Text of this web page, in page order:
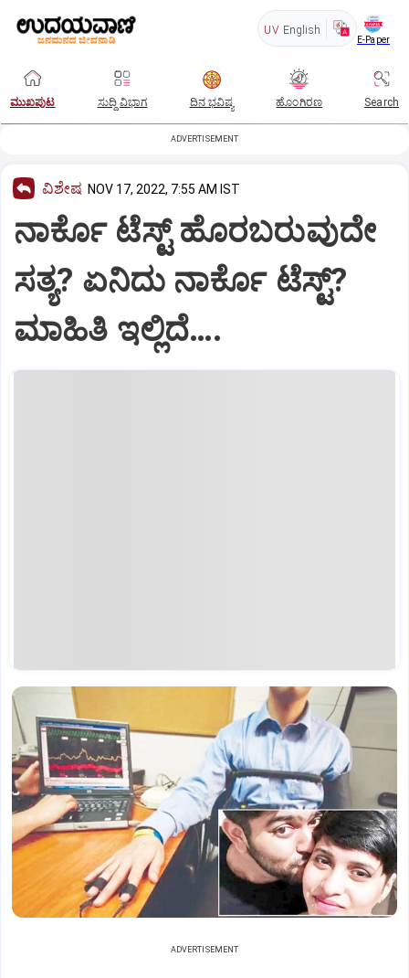
UV English
E-Paper
ಮುಖಪುಟ ಸುದ್ದಿ ವಿಭಾಗ ದಿನ ಭವಿಷ್ಯ ಹೊಂಗಿರಣ Search
ADVERTISEMENT
ವಿಶೇಷ NOV 17, 2022, 7:55 AM IST
ನಾರ್ಕೊ ಟೆಸ್ಟ್‌ ಹೊರಬರುವುದೇ
ಸತ್ಯ? ಏನಿದು ನಾರ್ಕೊ ಟೆಸ್ಟ್‌?
ಮಾಹಿತಿ ಇಲ್ಲಿದೆ….
ADVERTISEMENT